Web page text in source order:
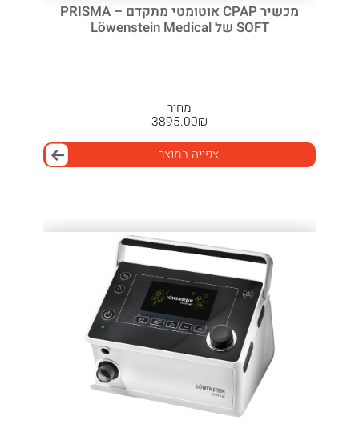
מכשיר CPAP אוטומטי מתקדם – PRISMA
SOFT של Löwenstein Medical
מחיר
₪
3895.00
צפייה במוצר